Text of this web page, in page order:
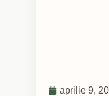
aprilie 9,